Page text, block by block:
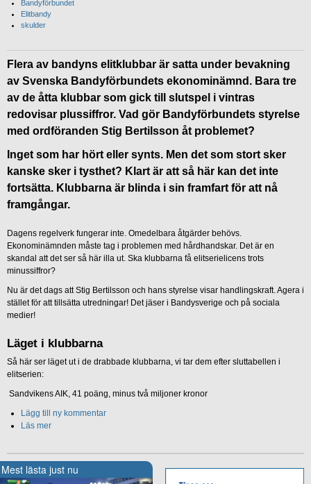
Bandyförbundet
Elitbandy
skulder
Flera av bandyns elitklubbar är satta under bevakning
av Svenska Bandyförbundets ekonominämnd. Bara tre
av de åtta klubbar som gick till slutspel i vintras
redovisar plussiffror. Vad gör Bandyförbundets styrelse
med ordföranden Stig Bertilsson åt problemet?
Inget som har hört eller synts. Men det som stort sker
kanske sker i tysthet? Klart är att så här kan det inte
fortsätta. Klubbarna är blinda i sin framfart för att nå
framgångar.
Dagens regelverk fungerar inte. Omedelbara åtgärder behövs.
Ekonominämnden måste tag i problemen med hårdhandskar. Det är en
skandal att det ser så här illa ut. Ska klubbarna få elitserielicens trots
minussiffror?
Nu är det dags att Stig Bertilsson och hans styrelse visar handlingskraft. Agera i
stället för att tillsätta utredningar! Det jäser i Bandysverige och på sociala
medier!
Läget i klubbarna
Så här ser läget ut i de drabbade klubbarna, vi tar dem efter sluttabellen i
elitserien:
Sandvikens AIK, 41 poäng, minus två miljoner kronor
Lägg till ny kommentar
Läs mer
Mest lästa just nu